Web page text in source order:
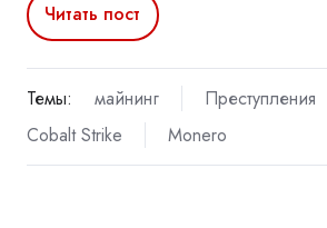
Читать пост
Темы: майнинг
Преступления
Cobalt Strike
Monero